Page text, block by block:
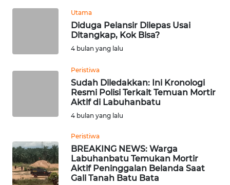
Utama
Diduga Pelansir Dilepas Usai
Ditangkap, Kok Bisa? ‎
4 bulan yang lalu
Peristiwa
Sudah Diledakkan: Ini Kronologi
Resmi Polisi Terkait Temuan Mortir
Aktif di Labuhanbatu
4 bulan yang lalu
Peristiwa
BREAKING NEWS: Warga
Labuhanbatu Temukan Mortir
Aktif Peninggalan Belanda Saat
Gali Tanah Batu Bata
NTB
WN
SUMBAR